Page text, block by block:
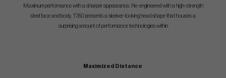
Maximum performance with a sharper appearance. Re-engineered with a high-strength
steel face and body, T350 presents a sleeker-looking head shape that houses a
surprising amount of performance technologies within
Maximized Distance